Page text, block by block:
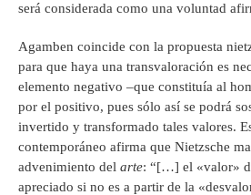
será considerada como una voluntad
Agamben coincide con la propuesta
para que haya una transvaloración es
elemento negativo –que constituía al
por el positivo, pues sólo así se podrá
invertido y transformado tales valores.
contemporáneo afirma que Nietzsche
advenimiento del arte: “[…] el «valor»
apreciado si no es a partir de la